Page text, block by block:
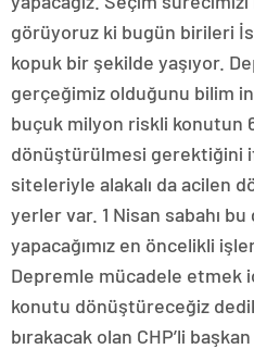
görüyoruz ki bugün birileri
kopuk bir şekilde yaşıyor.
gerçeğimiz olduğunu bilim
buçuk milyon riskli konutun
dönüştürülmesi gerektiğini
siteleriyle alakalı da acilen
yerler var. 1 Nisan sabahı bu
yapacağımız en öncelikli
Depremle mücadele etmek
konutu dönüştüreceğiz
bırakacak olan CHP’li